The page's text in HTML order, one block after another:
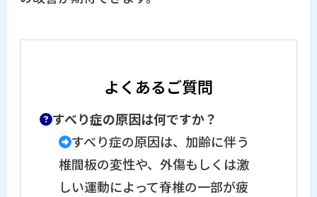
よくあるご質問
すべり症の原因は何ですか？
すべり症の原因は、加齢に伴う
椎間板の変性や、外傷もしくは激
しい運動によって脊椎の一部が疲